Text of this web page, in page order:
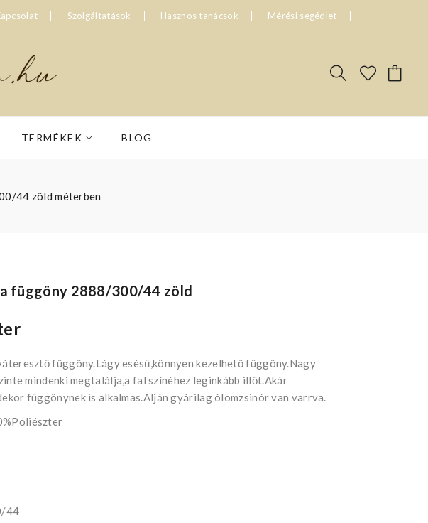
Szolgáltatások Hasznos tanácsok Mérési segédlet
TERMÉKEK BLOG
44 zöld méterben
függöny 2888/300/44 zöld
függöny.Lágy esésű,könnyen kezelhető függöny.Nagy
mindenki megtalálja,a fal színéhez leginkább illőt.Akár
függönynek is alkalmas.Alján gyárilag ólomzsinór van varrva.
44